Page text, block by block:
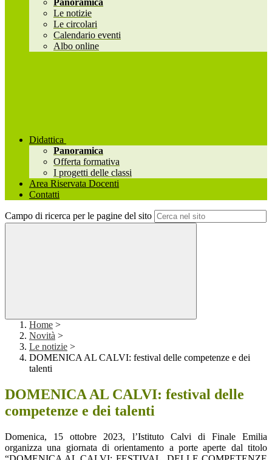
Panoramica
Le notizie
Le circolari
Calendario eventi
Albo online
Didattica
Panoramica
Offerta formativa
I progetti delle classi
Area Riservata Docenti
Contatti
Campo di ricerca per le pagine del sito
Home >
Novità >
Le notizie >
DOMENICA AL CALVI: festival delle competenze e dei
talenti
DOMENICA AL CALVI: festival delle
competenze e dei talenti
Domenica, 15 ottobre 2023, l’Istituto Calvi di Finale Emilia
organizza una giornata di orientamento a porte aperte dal titolo